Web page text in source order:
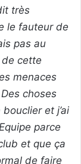
très
le fauteur de
pas au
cette
menaces
choses
et j’ai
parce
et que ça
de faire